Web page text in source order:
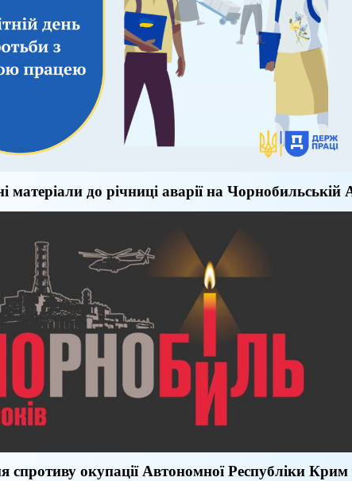
матеріали до річниці аварії на
спротиву окупації Автономної Республіки Крим